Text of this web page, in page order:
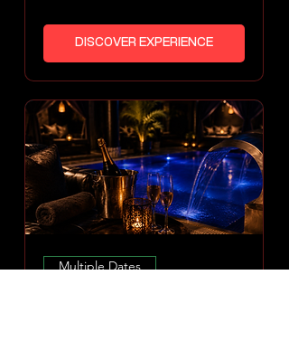
DISCOVER EXPERIENCE
Multiple Dates